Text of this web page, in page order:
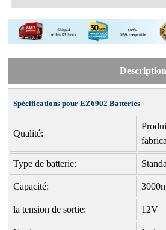
Description
Spécifications pour EZ6902 Batteries
Qualité:
Type de batterie:
Capacité:
la tension de sortie: 12V